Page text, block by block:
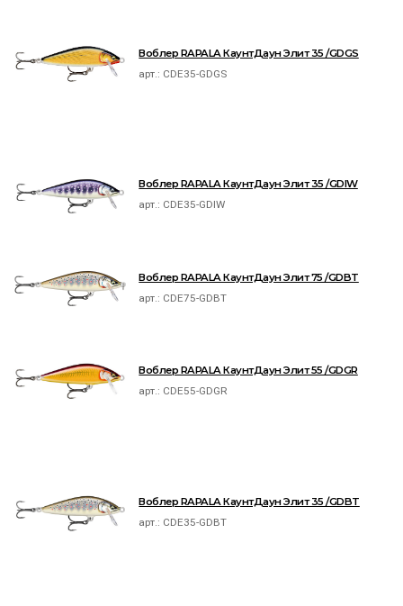
Воблер RAPALA КаунтДаун Элит 35 /GDGS
арт.: CDE35-GDGS
Воблер RAPALA КаунтДаун Элит 35 /GDIW
арт.: CDE35-GDIW
Воблер RAPALA КаунтДаун Элит 75 /GDBT
арт.: CDE75-GDBT
Воблер RAPALA КаунтДаун Элит 55 /GDGR
арт.: CDE55-GDGR
Воблер RAPALA КаунтДаун Элит 35 /GDBT
арт.: CDE35-GDBT